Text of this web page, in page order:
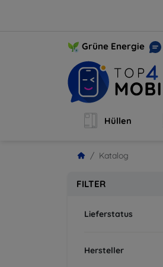
Grüne Energie
Hüllen
Katalog
FILTER
Lieferstatus
Hersteller